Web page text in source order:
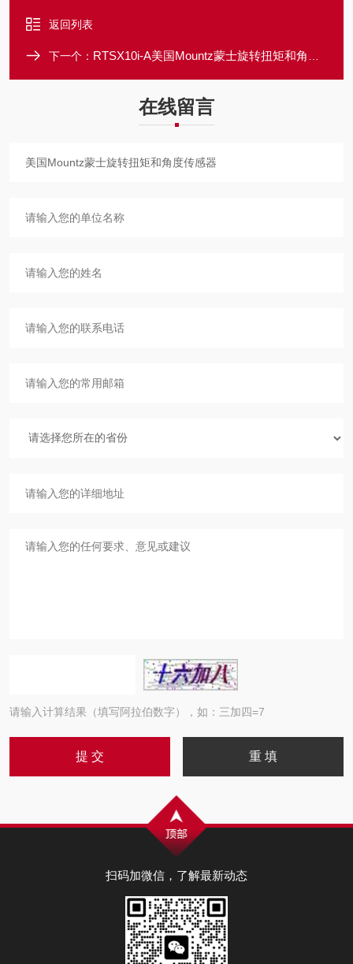
返回列表
下一个： RTSX10i-A美国Mountz蒙士旋转扭矩和角度传感器
在线留言
请输入计算结果（填写阿拉伯数字），如：三加四=7
扫码加微信，了解最新动态